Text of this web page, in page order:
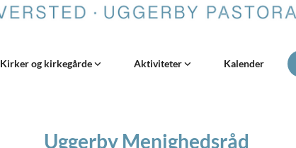
Kirker og kirkegårde Aktiviteter Kalender
Uggerby Menighedsråd